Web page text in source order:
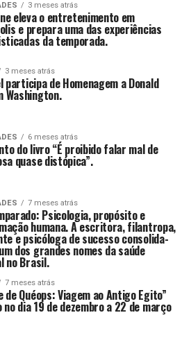
3 meses atrás
eleva o entretenimento em
e prepara uma das experiências
da temporada.
3 meses atrás
participa de Homenagem a Donald
Washington.
6 meses atrás
do livro “É proibido falar mal de
quase distópica”.
7 meses atrás
Psicologia, propósito e
humana. A escritora, filantropa,
e psicóloga de sucesso consolida-
dos grandes nomes da saúde
no Brasil.
7 meses atrás
de Quéops: Viagem ao Antigo Egito”
no dia 19 de dezembro a 22 de março